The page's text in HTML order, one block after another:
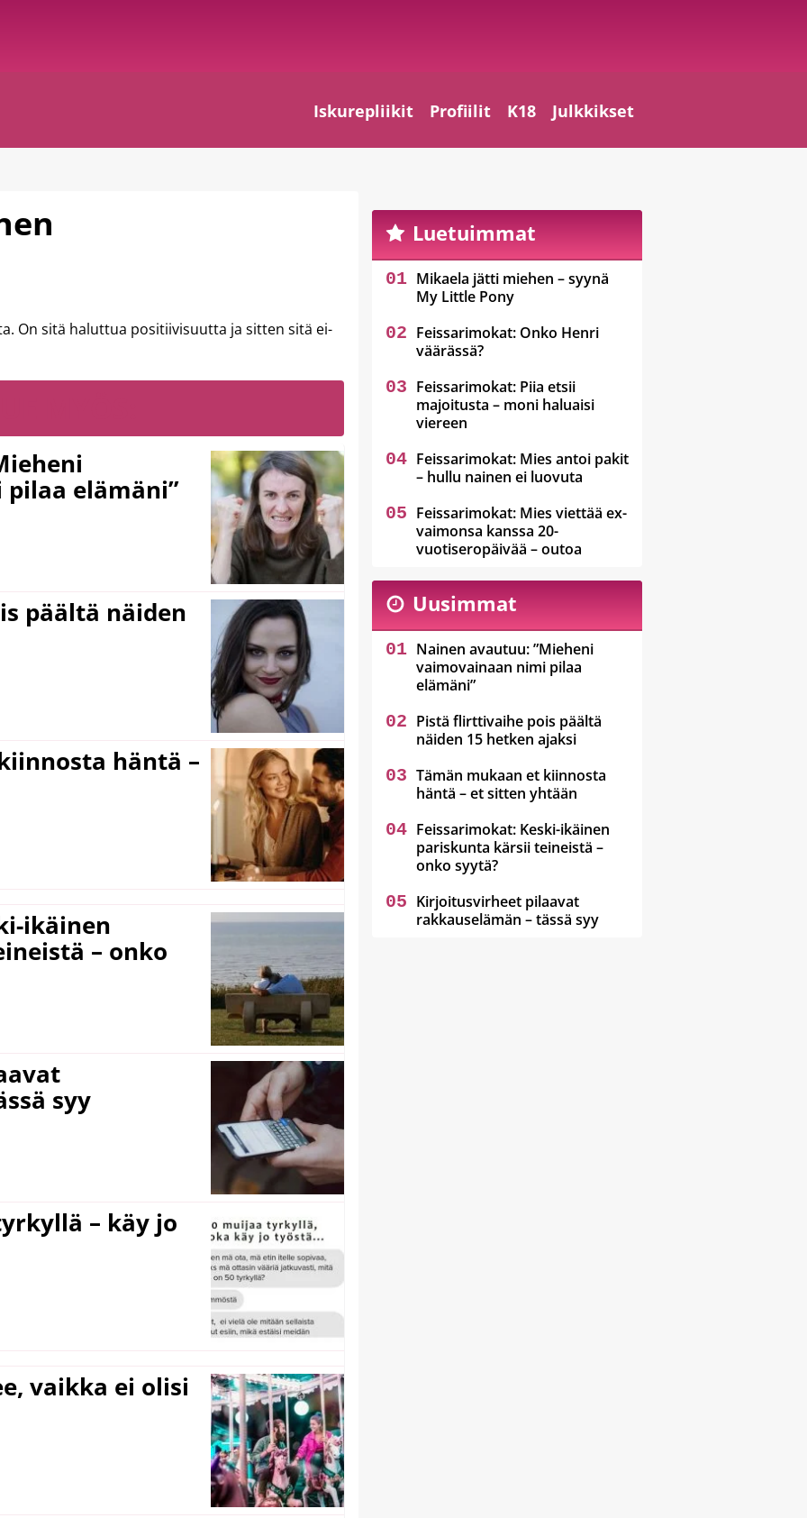
Iskurepliikit Profiilit K18 Julkkikset
On sitä haluttua positiivisuutta ja sitten sitä ei-
elämäni”
päältä näiden
häntä –
ikäinen
– onko
syy
– käy jo
vaikka ei olisi
Luetuimmat
Mikaela jätti miehen – syynä
My Little Pony
Feissarimokat: Onko Henri
väärässä?
Feissarimokat: Piia etsii
majoitusta – moni haluaisi
viereen
Feissarimokat: Mies antoi pakit
– hullu nainen ei luovuta
Feissarimokat: Mies viettää ex-
vaimonsa kanssa 20-
vuotiseropäivää – outoa
Uusimmat
Nainen avautuu: ”Mieheni
vaimovainaan nimi pilaa
elämäni”
Pistä flirttivaihe pois päältä
näiden 15 hetken ajaksi
Tämän mukaan et kiinnosta
häntä – et sitten yhtään
Feissarimokat: Keski-ikäinen
pariskunta kärsii teineistä –
onko syytä?
Kirjoitusvirheet pilaavat
rakkauselämän – tässä syy